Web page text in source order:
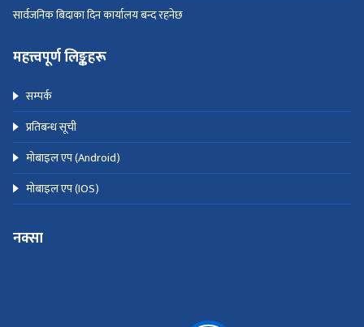
सार्वजनिक बिदाका दिन कार्यालय बन्द रहनेछ
महत्त्वपूर्ण लिङ्कहरू
सम्पर्क
प्रतिबन्ध सूची
मोबाइल एप (Android)
मोबाइल एप (IOS)
नक्सा